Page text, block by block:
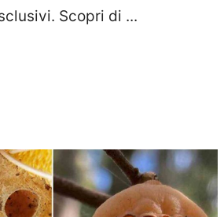
Scopri di ...